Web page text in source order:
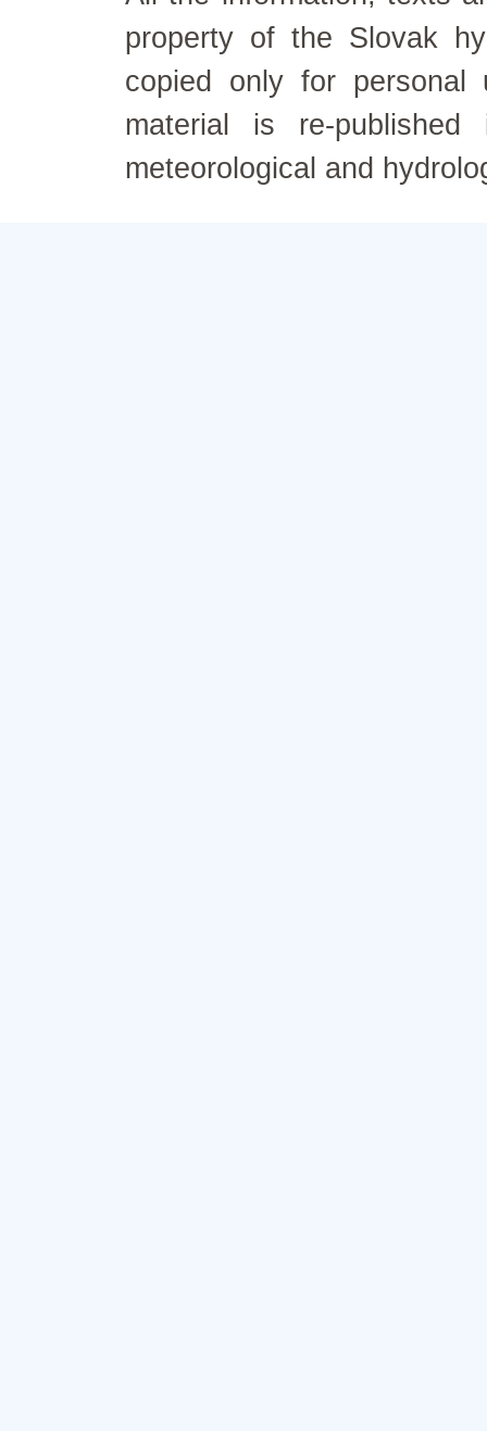
property of the Slovak
copied only for personal
material is re-
meteorological and